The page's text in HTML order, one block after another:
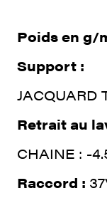
Poids en g/
Support :
JACQUARD
Retrait au
CHAINE : -
Raccord :